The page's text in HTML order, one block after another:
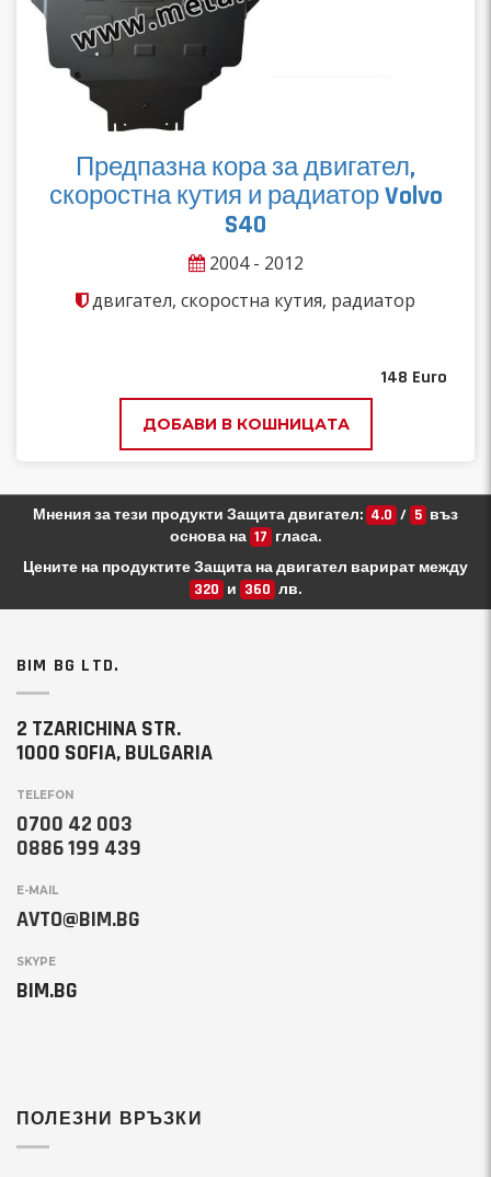
Предпазна кора за двигател,
скоростна кутия и радиатор Volvo
S40
2004 - 2012
двигател, скоростна кутия, радиатор
148 Euro
ДОБАВИ В КОШНИЦАТА
Мнения за тези продукти Защита двигател: 4.0 / 5 въз
основа на 17 гласа.
Цените на продуктите Защита на двигател варират между
320 и 360 лв.
BIM BG LTD.
2 TZARICHINA STR.
1000 SOFIA, BULGARIA
TELEFON
0700 42 003
0886 199 439
E-MAIL
AVTO@BIM.BG
SKYPE
BIM.BG
ПОЛЕЗНИ ВРЪЗКИ